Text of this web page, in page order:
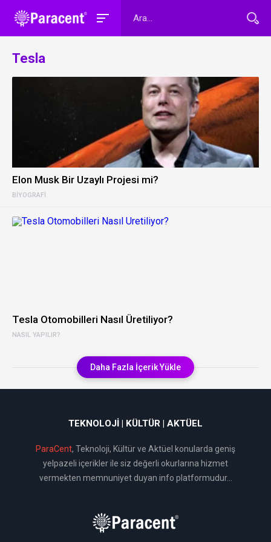
Tesla
BIYOGRAFI
Elon Musk Bir Uzaylı Projesi mi?
NASIL YAPILIR?
Tesla Otomobilleri Nasıl Üretiliyor?
Daha Fazla İçerik Yükle
TEKNOLOJI | KÜLTÜR | AKTÜEL
ParaCent, Teknoloji, Kültür ve Aktüel konularda geniş
yelpazeli içerikler ile siz değerli okurlarına hizmet
vermekten memnuniyet duyan info platformudur...